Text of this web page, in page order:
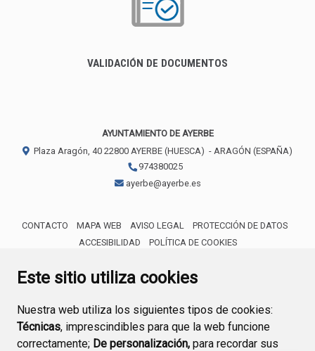
Este sitio utiliza cookies
Nuestra web utiliza los siguientes tipos de cookies:
Técnicas, imprescindibles para que la web funcione
correctamente; De personalización, para recordar sus
VALIDACIÓN DE DOCUMENTOS
AYUNTAMIENTO DE AYERBE
Plaza Aragón, 40 22800 AYERBE (HUESCA) - ARAGÓN (ESPAÑA)
974380025
ayerbe@ayerbe.es
CONTACTO MAPA WEB AVISO LEGAL
PROTECCIÓN DE DATOS
ACCESIBILIDAD
POLÍTICA DE COOKIES